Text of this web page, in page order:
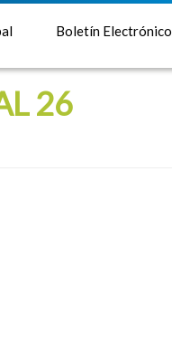
Boletín Electrónico
26